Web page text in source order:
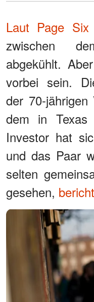
Laut Page Six
zwischen
abgekühlt.
vorbei sein.
der 70-jährigen
dem in Texas
Investor hat
und das Paar
selten
gesehen,